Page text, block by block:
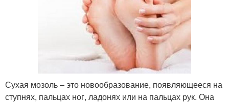
Сухая мозоль – это новообразование, появляющееся на
ступнях, пальцах ног, ладонях или на пальцах рук. Она